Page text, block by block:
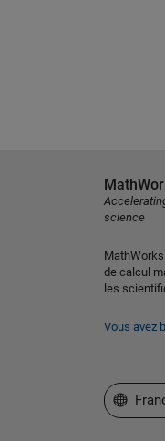
science
de calcul
les
Vous avez